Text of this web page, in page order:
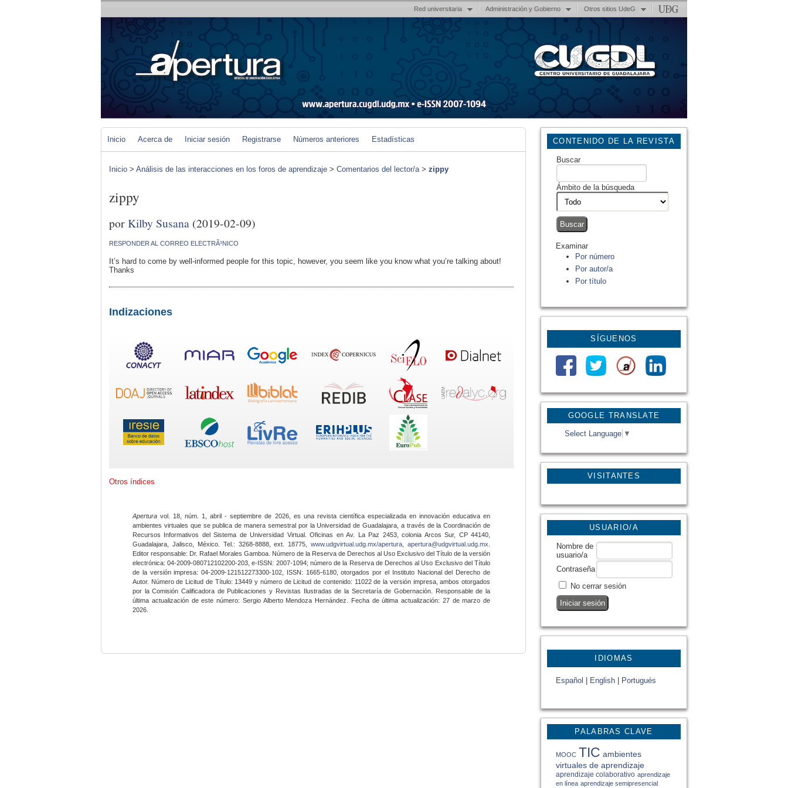
Red universitaria Administración y Gobierno Otros sitios UdeG
GOOGLE TRANSLATE
Select Language ▼
VISITANTES
CONTENIDO DE LA REVISTA
Buscar
Ámbito de la búsqueda
Examinar
Por número
Por autor/a
Por título
SÍGUENOS
USUARIO/A
Nombre de
usuario/a
Contraseña
No cerrar sesión
IDIOMAS
Español English Portugués
PALABRAS CLAVE
MOOC TIC ambientes
virtuales de aprendizaje
aprendizaje colaborativo aprendizaje
en línea aprendizaje semipresencial
Inicio Acerca de Iniciar sesión Registrarse Números anteriores Estadísticas
Inicio > Análisis de las interacciones en los foros de aprendizaje > Comentarios del lector/a> zippy
zippy
porKilby Susana (2019-02-09)
RESPONDER AL CORREO ELECTRÃ³NICO
It’s hard to come by well-informed people for this topic, however, you seem like you know what you’re talking about!
Thanks
Indizaciones
Otros índices
Apertura vol. 18, núm. 1, abril - septiembre de 2026, es una revista científica especializada en innovación educativa en
ambientes virtuales que se publica de manera semestral por la Universidad de Guadalajara, a través de la Coordinación de
Recursos Informativos del Sistema de Universidad Virtual. Oficinas en Av. La Paz 2453, colonia Arcos Sur, CP 44140,
Guadalajara, Jalisco, México. Tel.: 3268-8888, ext. 18775,www.udgvirtual.udg.mx/apertura apertura@udgvirtual.udg.mx
Editor responsable: Dr. Rafael Morales Gamboa. Número de la Reserva de Derechos al Uso Exclusivo del Título de la versión
electrónica: 04-2009-080712102200-203, e-ISSN: 2007-1094; número de la Reserva de Derechos al Uso Exclusivo del Título
de la versión impresa: 04-2009-121512273300-102, ISSN: 1665-6180, otorgados por el Instituto Nacional del Derecho de
Autor. Número de Licitud de Título: 13449 y número de Licitud de contenido: 11022 de la versión impresa, ambos otorgados
por la Comisión Calificadora de Publicaciones y Revistas Ilustradas de la Secretaría de Gobernación. Responsable de la
última actualización de este número: Sergio Alberto Mendoza Hernández. Fecha de última actualización: 27 de marzo de
2026.